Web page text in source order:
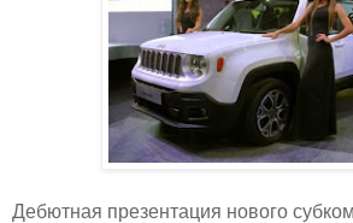
Дебютная презентация нового